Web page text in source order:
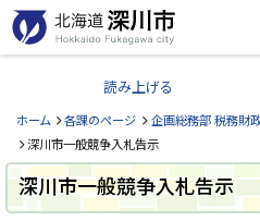
本
文
へ
ー
北
道
深
川
市
H
読み上げる
ホーム 各課のページ 企画総務部 税務財
深川市一般競争入札告示
深川市一般競争入札告示